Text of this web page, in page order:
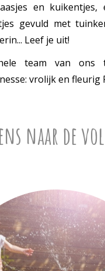
en kuikentjes,
gevuld met
Leef je uit!
team van ons
vrolijk en fleurig
naar de